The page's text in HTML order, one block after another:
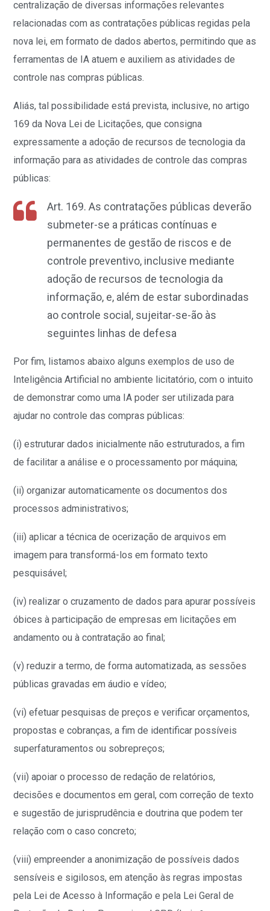
centralização de diversas informações relevantes
relacionadas com as contratações públicas regidas pela
nova lei, em formato de dados abertos, permitindo que as
ferramentas de IA atuem e auxiliem as atividades de
controle nas compras públicas.
Aliás, tal possibilidade está prevista, inclusive, no artigo
169 da Nova Lei de Licitações, que consigna
expressamente a adoção de recursos de tecnologia da
informação para as atividades de controle das compras
públicas:
Art. 169. As contratações públicas deverão
submeter-se a práticas contínuas e
permanentes de gestão de riscos e de
controle preventivo, inclusive mediante
adoção de recursos de tecnologia da
informação, e, além de estar subordinadas
ao controle social, sujeitar-se-ão às
seguintes linhas de defesa
Por fim, listamos abaixo alguns exemplos de uso de
Inteligência Artificial no ambiente licitatório, com o intuito
de demonstrar como uma IA poder ser utilizada para
ajudar no controle das compras públicas:
(i) estruturar dados inicialmente não estruturados, a fim
de facilitar a análise e o processamento por máquina;
(ii) organizar automaticamente os documentos dos
processos administrativos;
(iii) aplicar a técnica de ocerização de arquivos em
imagem para transformá-los em formato texto
pesquisável;
(iv) realizar o cruzamento de dados para apurar possíveis
óbices à participação de empresas em licitações em
andamento ou à contratação ao final;
(v) reduzir a termo, de forma automatizada, as sessões
públicas gravadas em áudio e vídeo;
(vi) efetuar pesquisas de preços e verificar orçamentos,
propostas e cobranças, a fim de identificar possíveis
superfaturamentos ou sobrepreços;
(vii) apoiar o processo de redação de relatórios,
decisões e documentos em geral, com correção de texto
e sugestão de jurisprudência e doutrina que podem ter
relação com o caso concreto;
(viii) empreender a anonimização de possíveis dados
sensíveis e sigilosos, em atenção às regras impostas
pela Lei de Acesso à Informação e pela Lei Geral de